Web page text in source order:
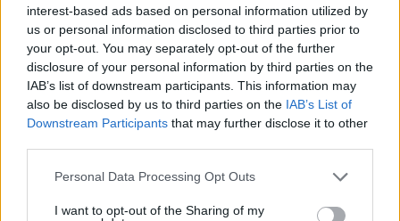
interest-based ads based on personal information utilized by
us or personal information disclosed to third parties prior to
your opt-out. You may separately opt-out of the further
disclosure of your personal information by third parties on the
IAB’s list of downstream participants. This information may
also be disclosed by us to third parties on the IAB’s List of
Downstream Participants that may further disclose it to other
Please note that this website/app uses one or more Google
not limited to your visit or usage behaviour. You may click to
Personal Data Processing Opt Outs
I want to opt-out of the Sharing of my
Η επίσκεψη δίνει στον Σι τη δυνατότητα να
επιδιώξει μια νέα ισορροπία στις σχέσεις με
την Πιονγκγιάνγκ και να υπογραμμίσει τη
σημασία τους για το Πεκίνο σε μια περίοδο
κατά την οποία οι παγκόσμιες ισορροπίες
Οι δύο ηγέτες συναντήθηκαν τελευταία φορά
τον Σεπτέμβριο, όταν ο Κιμ βρέθηκε στο Πεκίνο